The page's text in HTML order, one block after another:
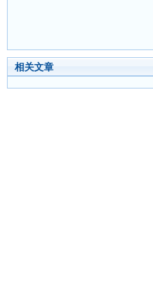
相关文章